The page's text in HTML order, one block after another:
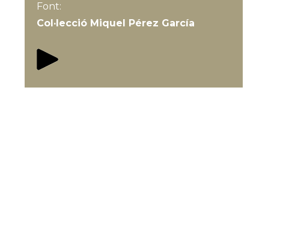
Font:
Col·lecció Miquel Pérez García